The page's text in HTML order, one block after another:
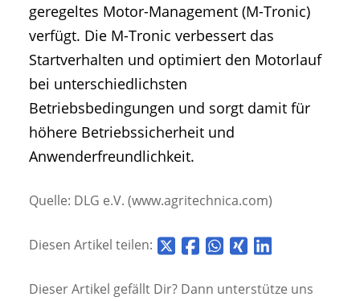
geregeltes Motor-Management (M-Tronic)
verfügt. Die M-Tronic verbessert das
Startverhalten und optimiert den Motorlauf
bei unterschiedlichsten
Betriebsbedingungen und sorgt damit für
höhere Betriebssicherheit und
Anwenderfreundlichkeit.
Quelle: DLG e.V. (www.agritechnica.com)
Diesen Artikel teilen:
Dieser Artikel gefällt Dir? Dann unterstütze uns